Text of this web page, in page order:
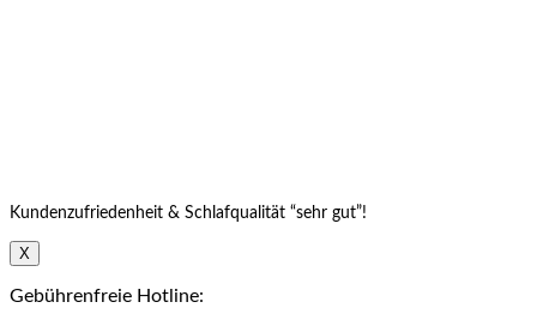
Kundenzufriedenheit & Schlafqualität “sehr gut”!
X
Gebührenfreie Hotline: